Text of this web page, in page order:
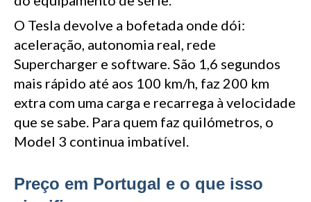
O Tesla devolve a bofetada onde dói:
aceleração, autonomia real, rede
Supercharger e software. São 1,6 segundos
mais rápido até aos 100 km/h, faz 200 km
extra com uma carga e recarrega à velocidade
que se sabe. Para quem faz quilómetros, o
Model 3 continua imbatível.
Preço em Portugal e o que isso